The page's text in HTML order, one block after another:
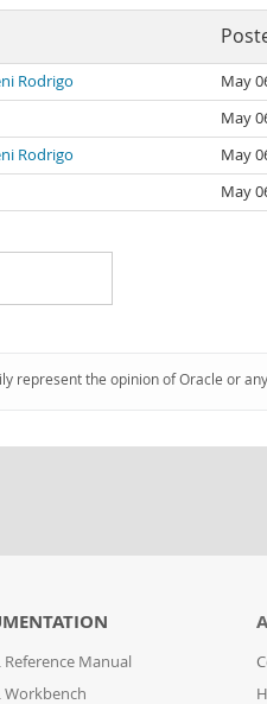
Rodrigo
May
May
Rodrigo
May
May
represent the opinion of Oracle or
Reference Manual
Workbench